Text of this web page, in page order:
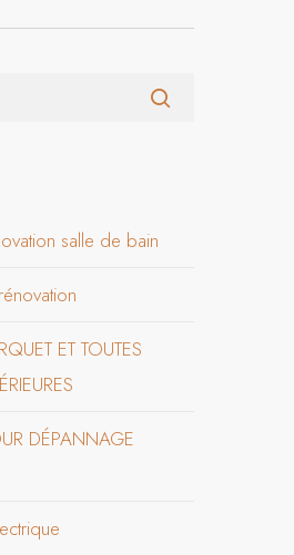
salle de bain
ET TOUTES
DÉPANNAGE